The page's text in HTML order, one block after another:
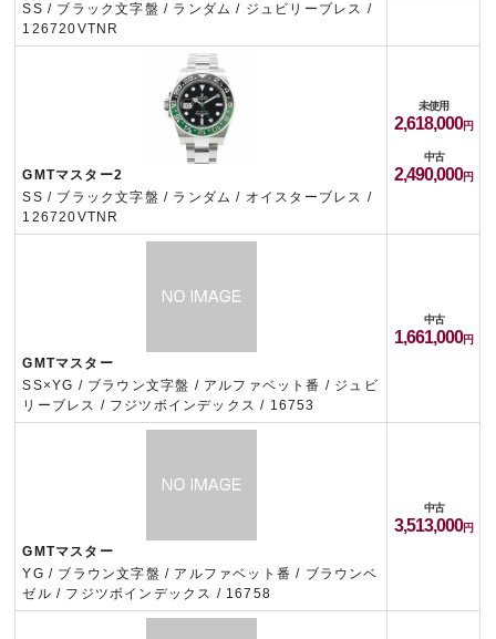
SS / ブラック文字盤 / ランダム / ジュビリーブレス /
126720VTNR
GMTマスター2
SS / ブラック文字盤 / ランダム / オイスターブレス /
126720VTNR
未使用
2,618,000
中古
2,490,000
GMTマスター
SS×YG / ブラウン文字盤 / アルファベット番 / ジュビ
リーブレス / フジツボインデックス / 16753
中古
1,661,000
GMTマスター
YG / ブラウン文字盤 / アルファベット番 / ブラウンベ
ゼル / フジツボインデックス / 16758
中古
3,513,000